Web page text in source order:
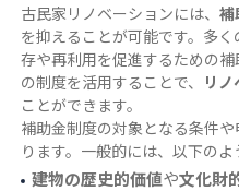
古民家リノベーションには、 補
を抑えることが可能です。多
存や再利用を促進するための
の制度を活用することで、
リ
ことができます。
補助金制度の対象となる条件
ります。一般的には、以下のよ
建物の歴史的価値や文化財